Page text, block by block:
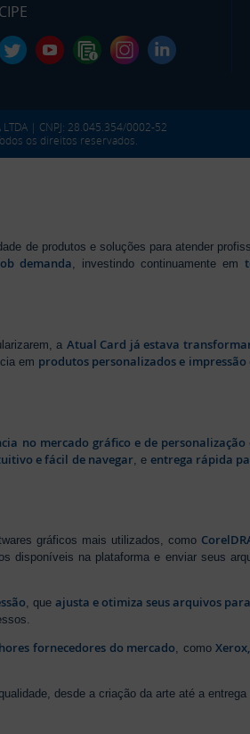
LTDA | CNPJ: 28.045.354/0002-52
os direitos reservados.
de produtos e soluções para atender
demanda, investindo continuamente em
a Atual Card já estava
em produtos personalizados e impressão
no mercado gráfico e de personalização
e fácil de navegar , e entrega rápida
gráficos mais utilizados, como
disponíveis na plataforma e enviar seus
, queajusta e otimiza seus arquivos
fornecedores do mercado, como
desde a criação da arte até a entrega